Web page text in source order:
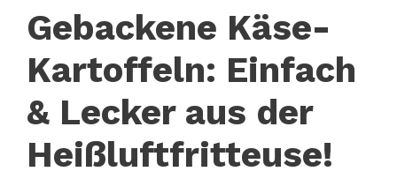
Gebackene Käse-
Kartoffeln: Einfach
& Lecker aus der
Heißluftfritteuse!